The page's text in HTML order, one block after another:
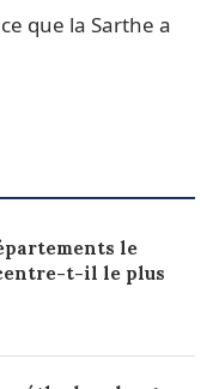
que la Sarthe a
le
t-il le plus